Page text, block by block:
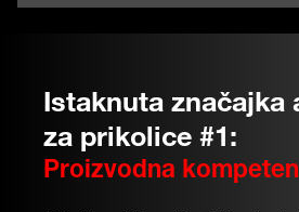
Istaknuta značajka
za prikolice #1:
Proizvodna